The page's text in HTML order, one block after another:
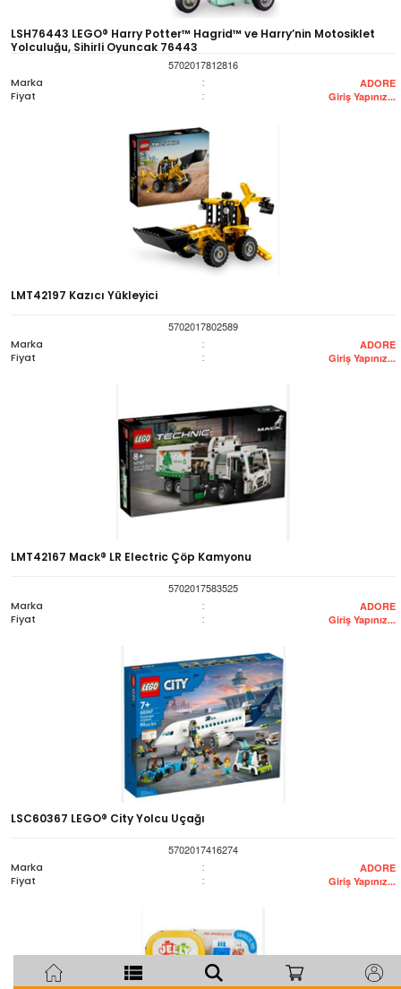
LSH76443 LEGO® Harry Potter™ Hagrid™ ve Harry’nin Motosiklet
Yolculuğu, Sihirli Oyuncak 76443
5702017812816
Marka
: ADORE
Fiyat : Giriş Yapınız...
LMT42197 Kazıcı Yükleyici
5702017802589
Marka
: ADORE
Fiyat : Giriş Yapınız...
LMT42167 Mack® LR Electric Çöp Kamyonu
5702017583525
Marka
: ADORE
Fiyat : Giriş Yapınız...
LSC60367 LEGO® City Yolcu Uçağı
5702017416274
Marka
: ADORE
Fiyat : Giriş Yapınız...